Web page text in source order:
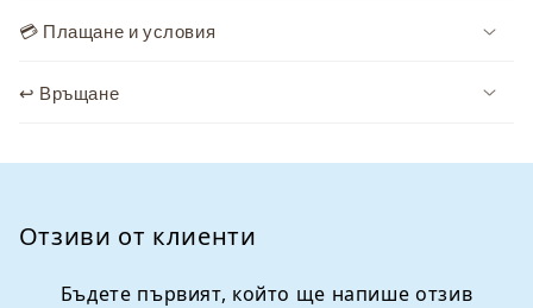
р
а
и
,
💳 Плащане и условия
↩️ Връщане
Отзиви от клиенти
Бъдете първият, който ще напише отзив